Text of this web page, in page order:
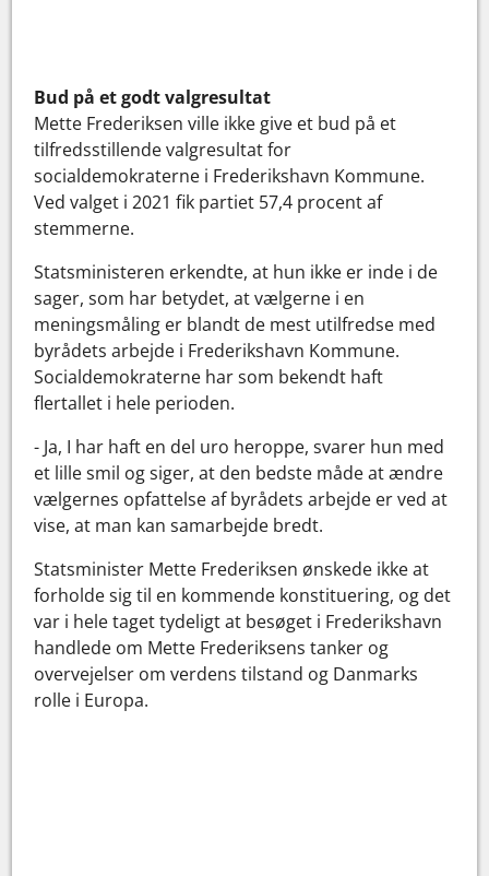
Bud på et godt valgresultat
Mette Frederiksen ville ikke give et bud på et
tilfredsstillende valgresultat for
socialdemokraterne i Frederikshavn Kommune.
Ved valget i 2021 fik partiet 57,4 procent af
stemmerne.
Statsministeren erkendte, at hun ikke er inde i de
sager, som har betydet, at vælgerne i en
meningsmåling er blandt de mest utilfredse med
byrådets arbejde i Frederikshavn Kommune.
Socialdemokraterne har som bekendt haft
flertallet i hele perioden.
- Ja, I har haft en del uro heroppe, svarer hun med
et lille smil og siger, at den bedste måde at ændre
vælgernes opfattelse af byrådets arbejde er ved at
vise, at man kan samarbejde bredt.
Statsminister Mette Frederiksen ønskede ikke at
forholde sig til en kommende konstituering, og det
var i hele taget tydeligt at besøget i Frederikshavn
handlede om Mette Frederiksens tanker og
overvejelser om verdens tilstand og Danmarks
rolle i Europa.